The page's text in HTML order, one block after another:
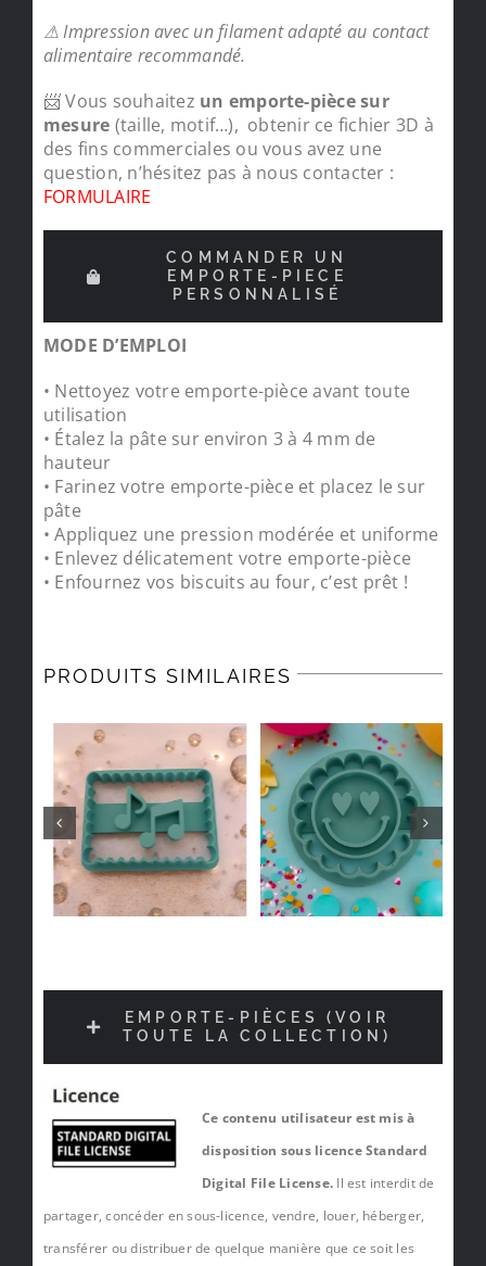
⚠ Impression avec un filament adapté au contact
alimentaire recommandé.
📨 Vous souhaitez un emporte-pièce sur
mesure (taille, motif…), obtenir ce fichier 3D à
des fins commerciales ou vous avez une
question, n’hésitez pas à nous contacter :
FORMULAIRE
COMMANDER UN
EMPORTE-PIECE
PERSONNALISÉ
MODE D’EMPLOI
• Nettoyez votre emporte-pièce avant toute
utilisation
• Étalez la pâte sur environ 3 à 4 mm de
hauteur
• Farinez votre emporte-pièce et placez le sur
pâte
• Appliquez une pression modérée et uniforme
• Enlevez délicatement votre emporte-pièce
• Enfournez vos biscuits au four, c’est prêt !
PRODUITS SIMILAIRES
EMPORTE-PIÈCES (VOIR
TOUTE LA COLLECTION)
Ce contenu utilisateur est mis à
disposition sous licence Standard
Digital File License. Il est interdit de
partager, concéder en sous-licence, vendre, louer, héberger,
transférer ou distribuer de quelque manière que ce soit les